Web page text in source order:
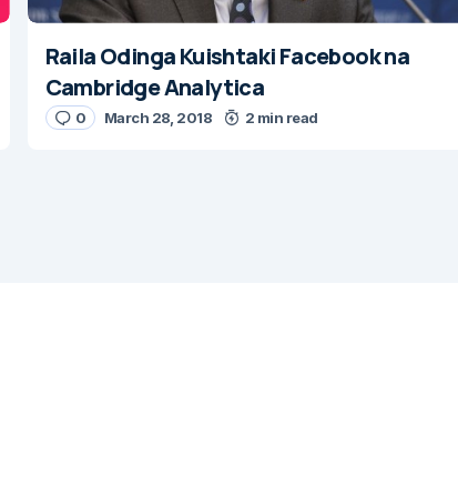
Raila Odinga Kuishtaki Facebook na
Cambridge Analytica
0 March 28, 2018 2 min read